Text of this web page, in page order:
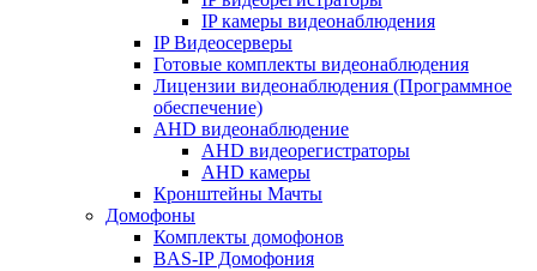
IP камеры видеонаблюдения
IP Видеосерверы
Готовые комплекты видеонаблюдения
Лицензии видеонаблюдения (Программное
обеспечение)
AHD видеонаблюдение
AHD видеорегистраторы
AHD камеры
Кронштейны Мачты
Домофоны
Комплекты домофонов
BAS-IP Домофония